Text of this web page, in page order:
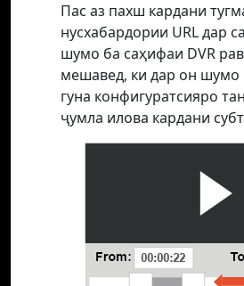
Пас аз пахш кардани
нусхабардории URL дар
шумо ба саҳифаи DVR
мешавед, ки дар он шумо
гуна конфигуратсияро
ҷумла илова кардани